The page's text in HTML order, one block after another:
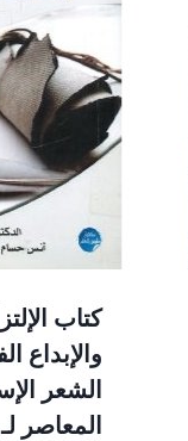
كتاب
والإبداع
الشعر
المعاصر